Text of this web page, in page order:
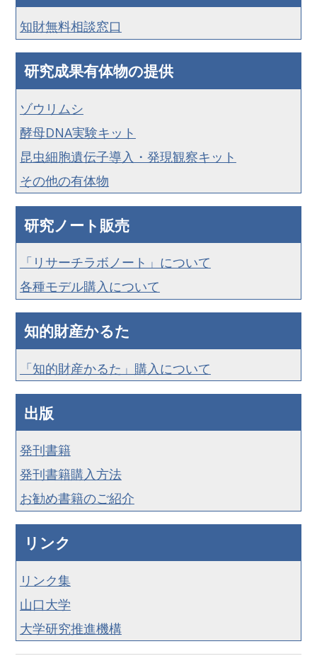
知財無料相談窓口
研究成果有体物の提供
ゾウリムシ
酵母DNA実験キット
昆虫細胞遺伝子導入・発現観察キット
その他の有体物
研究ノート販売
「リサーチラボノート」について
各種モデル購入について
知的財産かるた
「知的財産かるた」購入について
出版
発刊書籍
発刊書籍購入方法
お勧め書籍のご紹介
リンク
リンク集
山口大学
大学研究推進機構